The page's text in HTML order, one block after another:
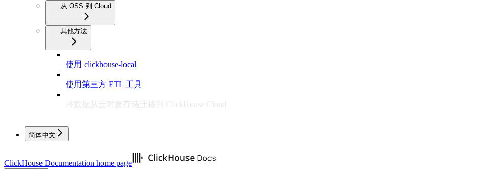
从 OSS 到 Cloud
其他方法
使用 clickhouse-local
使用第三方 ETL 工具
将数据从云对象存储迁移到 ClickHouse Cloud
简体中文
ClickHouse Documentation home page